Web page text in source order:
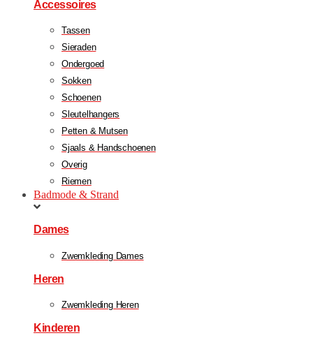
Accessoires
Tassen
Sieraden
Ondergoed
Sokken
Schoenen
Sleutelhangers
Petten & Mutsen
Sjaals & Handschoenen
Overig
Riemen
Badmode & Strand
Dames
Zwemkleding Dames
Heren
Zwemkleding Heren
Kinderen